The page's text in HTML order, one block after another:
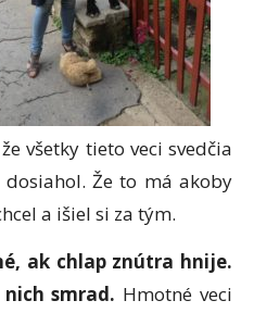
všetky tieto veci svedčia
Že to má akoby
a išiel si za tým.
ak chlap znútra hnije.
smrad. Hmotné veci